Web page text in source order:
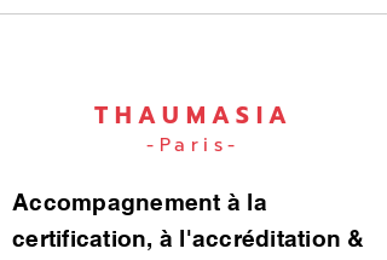
THAUMASIA
-Paris-
Accompagnement à la
certification, à l'accréditation &